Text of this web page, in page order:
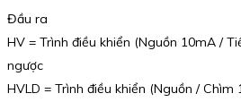
Đầu ra
HV = Trình điều khiển (Nguồn 10mA /
ngược
HVLD = Trình điều khiển (Nguồn / Chìm